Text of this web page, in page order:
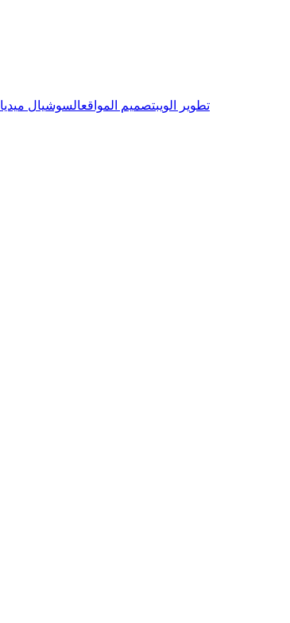
تطوير الويبتصميم المواقعالسوشيال ميديا